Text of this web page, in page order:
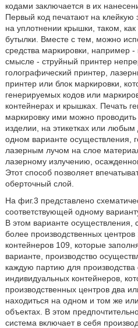
кодами заключается в их
Первый код печатают на клейкую
на уплотнении крышки, таком,
бутылки. Вместе с тем, можно
средства маркировки, например
смысле - струйный принтер
голографический принтер,
принтер или блок маркировки,
генерируемых кодов или
контейнерах и крышках. Печать
маркировку ими можно
изделии, на этикетках или
одном варианте осуществления,
лазерным лучом на слое
лазерному излучению,
Этот способ позволяет
оберточный слой.
На фиг.3 представлено
соответствующей одному
В этом варианте осуществления,
более производственных
контейнеров 109, которые
варианте, производство
каждую партию для производства
индивидуальных контейнеров,
производственных центров два
находиться на одном и том же
объектах. В этом
система включает в себя